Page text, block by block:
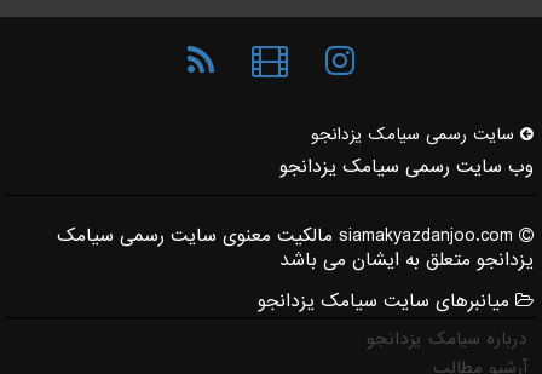
سایت رسمی سیامك یزدانجو
وب سایت رسمی سیامک یزدانجو
siamakyazdanjoo.com مالکیت معنوی سایت رسمی سیامک
یزدانجو متعلق به ایشان می باشد
میانبرهای سایت سیامک یزدانجو
درباره سیامک یزدانجو
آرشیو مطالب